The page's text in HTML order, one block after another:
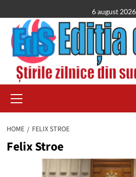
to
content
6 august 2026
Menu
HOME FELIX STROE
Felix Stroe